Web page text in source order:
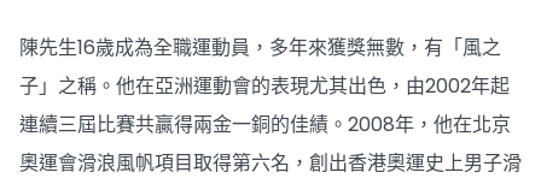
陳先生16歲成為全職運動員，多年來獲獎無數，有「風之
子」之稱。他在亞洲運動會的表現尤其出色，由2002年起
連續三屆比賽共贏得兩金一銅的佳績。2008年，他在北京
奧運會滑浪風帆項目取得第六名，創出香港奧運史上男子滑